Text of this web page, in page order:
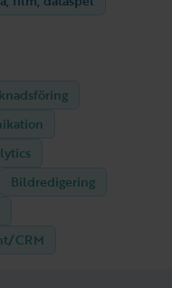
Bildredigering
CRM